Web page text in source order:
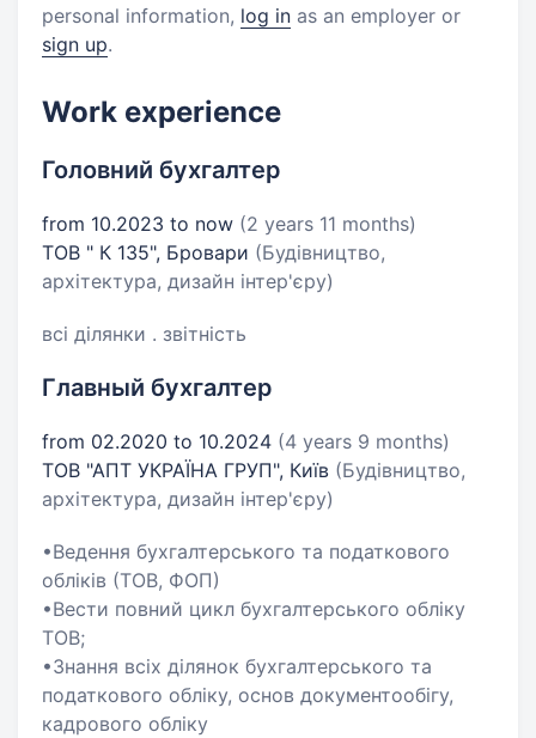
personal information, log in as an employer or
sign up.
Work experience
Головний бухгалтер
from 10.2023 to now (2 years 11 months)
ТОВ " К 135", Бровари (Будівництво,
архітектура, дизайн інтер'єру)
всі ділянки . звітність
Главный бухгалтер
from 02.2020 to 10.2024 (4 years 9 months)
ТОВ "АПТ УКРАЇНА ГРУП", Київ (Будівництво,
архітектура, дизайн інтер'єру)
•Ведення бухгалтерського та податкового
обліків (ТОВ, ФОП)
•Вести повний цикл бухгалтерського обліку
ТОВ;
•Знання всіх ділянок бухгалтерського та
податкового обліку, основ документообігу,
кадрового обліку